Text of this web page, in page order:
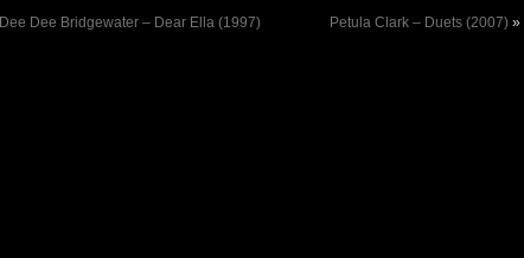
Dee Dee Bridgewater – Dear Ella (1997) Petula Clark – Duets (2007) »